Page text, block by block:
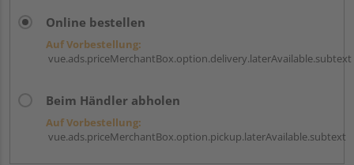
Online bestellen
Auf Vorbestellung:
vue.ads.priceMerchantBox.option.delivery.laterAvailable.subtext
Beim Händler abholen
Auf Vorbestellung:
vue.ads.priceMerchantBox.option.pickup.laterAvailable.subtext